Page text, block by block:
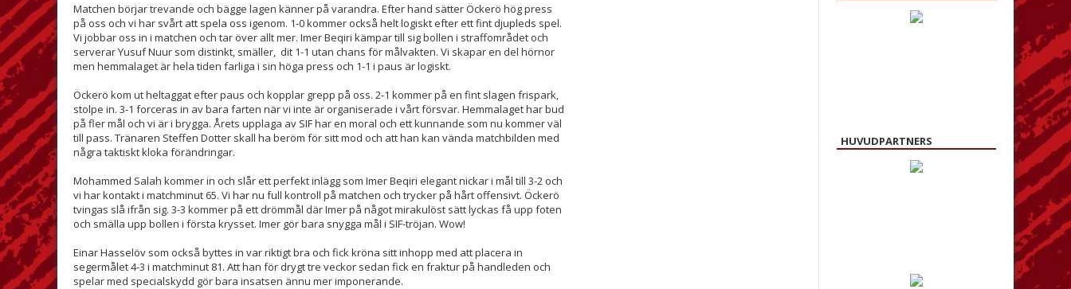
Matchen börjar trevande och bägge lagen känner på varandra. Efter hand sätter Öckerö hög press
på oss och vi har svårt att spela oss igenom. 1-0 kommer också helt logiskt efter ett fint djupleds spel.
Vi jobbar oss in i matchen och tar över allt mer. Imer Beqiri kämpar till sig bollen i straffområdet och
serverar Yusuf Nuur som distinkt, smäller, dit 1-1 utan chans för målvakten. Vi skapar en del hörnor
men hemmalaget är hela tiden farliga i sin höga press och 1-1 i paus är logiskt.
Öckerö kom ut heltaggat efter paus och kopplar grepp på oss. 2-1 kommer på en fint slagen frispark,
stolpe in. 3-1 forceras in av bara farten när vi inte är organiserade i vårt försvar. Hemmalaget har bud
på fler mål och vi är i brygga. Årets upplaga av SIF har en moral och ett kunnande som nu kommer väl
till pass. Tränaren Steffen Dotter skall ha beröm för sitt mod och att han kan vända matchbilden med
några taktiskt kloka förändringar.
Mohammed Salah kommer in och slår ett perfekt inlägg som Imer Beqiri elegant nickar i mål till 3-2 och
vi har kontakt i matchminut 65. Vi har nu full kontroll på matchen och trycker på hårt offensivt. Öckerö
tvingas slå ifrån sig. 3-3 kommer på ett drömmål där Imer på något mirakulöst sätt lyckas få upp foten
och smälla upp bollen i första krysset. Imer gör bara snygga mål i SIF-tröjan. Wow!
Einar Hasselöv som också byttes in var riktigt bra och fick kröna sitt inhopp med att placera in
segermålet 4-3 i matchminut 81. Att han för drygt tre veckor sedan fick en fraktur på handleden och
spelar med specialskydd gör bara insatsen ännu mer imponerande.
HUVUDPARTNERS